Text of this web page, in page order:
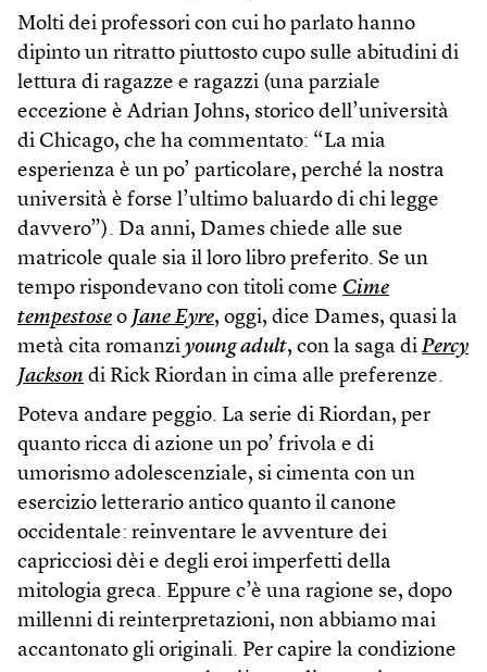
Molti dei professori con cui ho parlato hanno
dipinto un ritratto piuttosto cupo sulle abitudini di
lettura di ragazze e ragazzi (una parziale
eccezione è Adrian Johns, storico dell’università
di Chicago, che ha commentato: “La mia
esperienza è un po’ particolare, perché la nostra
università è forse l’ultimo baluardo di chi legge
davvero”). Da anni, Dames chiede alle sue
matricole quale sia il loro libro preferito. Se un
tempo rispondevano con titoli come Cime
tempestose o Jane Eyre, oggi, dice Dames, quasi la
metà cita romanzi young adult, con la saga di Percy
Jackson di Rick Riordan in cima alle preferenze.
Poteva andare peggio. La serie di Riordan, per
quanto ricca di azione un po’ frivola e di
umorismo adolescenziale, si cimenta con un
esercizio letterario antico quanto il canone
occidentale: reinventare le avventure dei
capricciosi dèi e degli eroi imperfetti della
mitologia greca. Eppure c’è una ragione se, dopo
millenni di reinterpretazioni, non abbiamo mai
accantonato gli originali. Per capire la condizione